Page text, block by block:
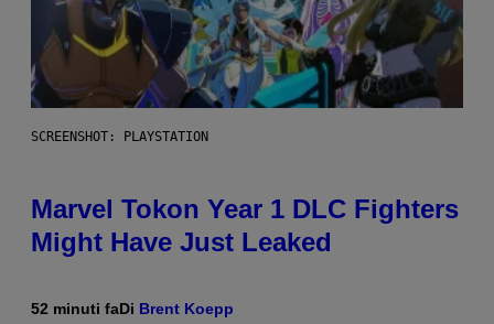
SCREENSHOT: PLAYSTATION
Marvel Tokon Year 1 DLC Fighters
Might Have Just Leaked
52 minuti faDi Brent Koepp